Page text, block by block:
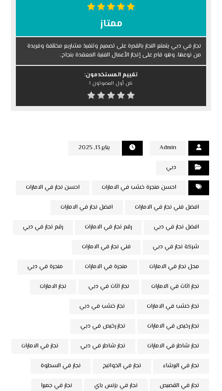
ممتاز
نجار في دبي يتمتع النجار بالقدرة على تصميم وتنفيذ مشاريع مختلفة وفريدة
من نوعها، وهو قادر على إنجاز الأعمال الفنية المعقدة بنجاح.
تقييم المستخدمون:
كن أول المصوتون !
Admin يناير 13, 2025
دبي
احسن منجرة خشب في الامارات احسن نجار في الامارات
افضل فني نجار في الامارات افضل نجار في الامارات
افضل نجار في دبي رقم نجار في الامارات رقم نجار في دبي
شركة نجار في دبي فني نجار في الامارات
محل نجار في الامارات منجرة في الامارات منجرة في دبي
نجار اثاث في الامارات نجار اثاث في دبي نجار الامارات
نجار خشب في الامارات نجار خشب في دبي
نجار رخيص في الامارات نجار رخيص في دبي
نجار شاطر في الامارات نجار شاطر في دبي نجار في الامارات
نجار في البرشاء نجار في الخوانيج نجار في السطوة
نجار في القصيص نجار في بزنس باي نجار في جميرا